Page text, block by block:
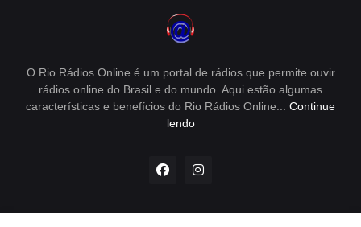
O Rio Rádios Online é um portal de rádios que permite ouvir
rádios online do Brasil e do mundo. Aqui estão algumas
características e benefícios do Rio Rádios Online...
Continue
lendo